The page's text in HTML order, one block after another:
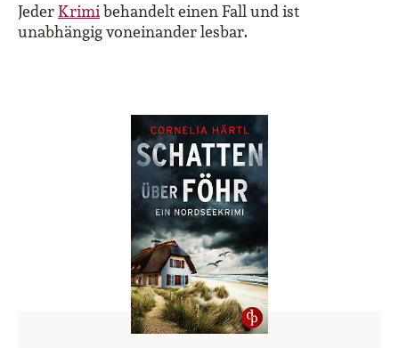
JederKrimibehandelt einen Fall und ist
unabhängig voneinander lesbar.